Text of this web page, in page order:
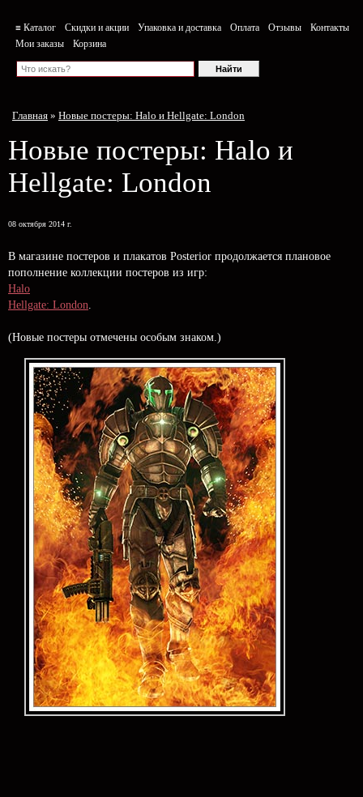
≡ Каталог Скидки и акции Упаковка и доставка Оплата Отзывы
Контакты
Мои заказы
Корзина
Главная » Новые постеры: Halo и Hellgate: London
Новые постеры: Halo и
Hellgate: London
08 октября 2014 г.
В магазине постеров и плакатов Posterior продолжается плановое
пополнение коллекции постеров из игр:
Halo
Hellgate: London.
(Новые постеры отмечены особым знаком.)